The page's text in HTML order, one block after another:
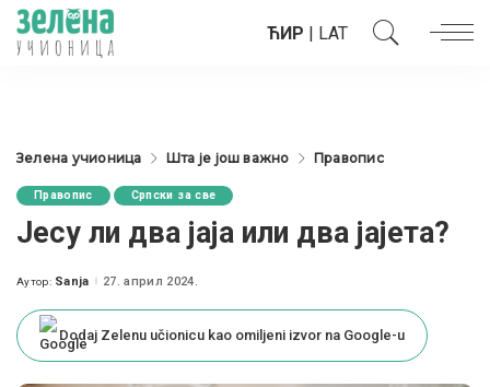
ЋИР | LAT
Зелена учионица Шта је још важно Правопис
Правопис Српски за све
Јесу ли два јаја или два јајета?
Posted
Аутор: Sanja 27. април 2024.
Dodaj Zelenu učionicu kao omiljeni izvor na Google-u